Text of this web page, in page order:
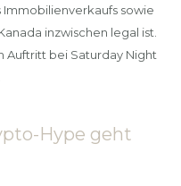
Immobilienverkaufs sowie
inzwischen legal ist.
Auftritt bei Saturday Night
Hype geht